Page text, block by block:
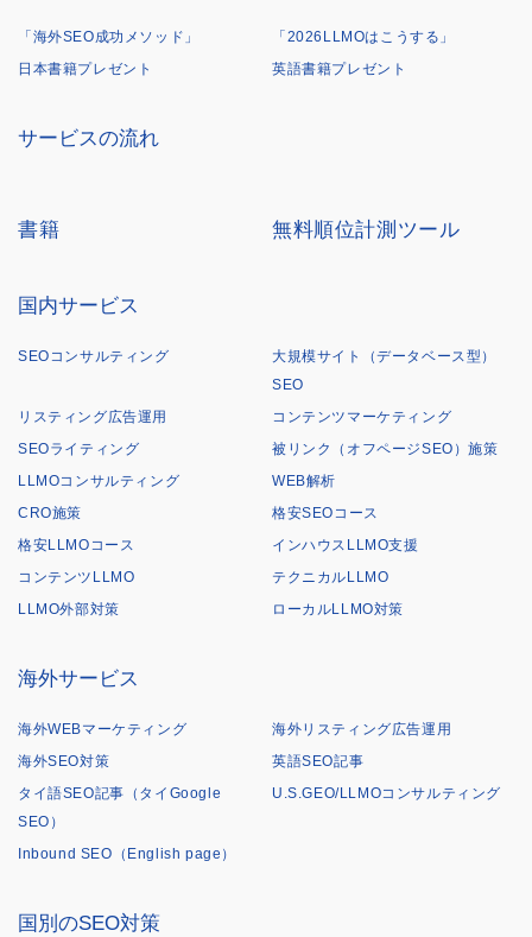
「海外SEO成功メソッド」
「2026LLMOはこうする」
日本書籍プレゼント
英語書籍プレゼント
サービスの流れ
書籍 無料順位計測ツール
国内サービス
SEOコンサルティング
大規模サイト（データベース型）
SEO
リスティング広告運用
コンテンツマーケティング
SEOライティング
被リンク（オフページSEO）施策
LLMOコンサルティング
WEB解析
CRO施策
格安SEOコース
格安LLMOコース
インハウスLLMO支援
コンテンツLLMO
テクニカルLLMO
LLMO外部対策
ローカルLLMO対策
海外サービス
海外WEBマーケティング
海外リスティング広告運用
海外SEO対策
英語SEO記事
タイ語SEO記事（タイGoogle
SEO）
U.S.GEO/LLMOコンサルティング
Inbound SEO（English page）
国別のSEO対策